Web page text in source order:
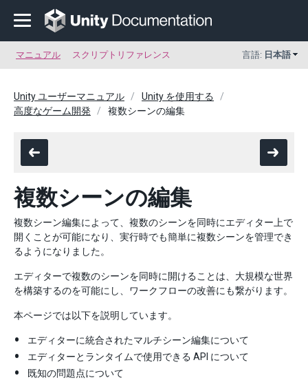
マニュアル スクリプトリファレンス 言語: 日本語
Unity ユーザーマニュアル
Unity を使用する
高度なゲーム開発
複数シーンの編集
複数シーンの編集
複数シーン編集によって、複数のシーンを同時にエディター上で
開くことが可能になり、実行時でも簡単に複数シーンを管理でき
るようになりました。
エディターで複数のシーンを同時に開けることは、大規模な世界
を構築するのを可能にし、ワークフローの改善にも繋がります。
本ページでは以下を説明しています。
エディターに統合されたマルチシーン編集について
エディターとランタイムで使用できる API について
既知の問題点について